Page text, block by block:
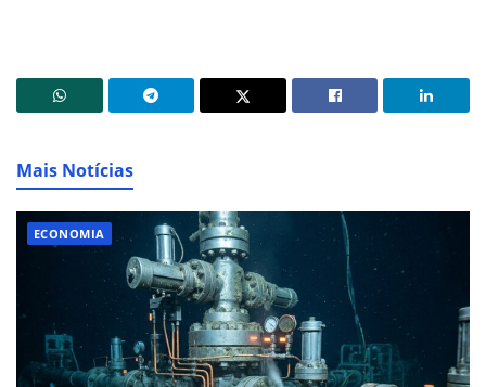
Mais Notícias
ECONOMIA